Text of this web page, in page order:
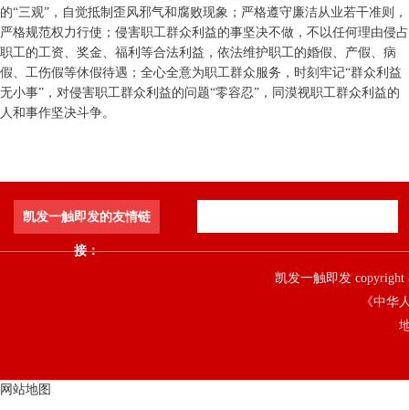
的“三观”，自觉抵制歪风邪气和腐败现象；严格遵守廉洁从业若干准则，
严格规范权力行使；侵害职工群众利益的事坚决不做，不以任何理由侵占
职工的工资、奖金、福利等合法利益，依法维护职工的婚假、产假、病
假、工伤假等休假待遇；全心全意为职工群众服务，时刻牢记“群众利益
无小事”，对侵害职工群众利益的问题“零容忍”，同漠视职工群众利益的
人和事作坚决斗争。
凯发一触即发的友情链
接：
凯发一触即发
《中华
网站地图